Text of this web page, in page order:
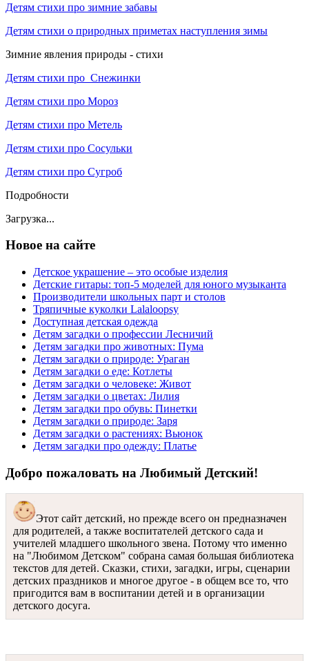
Детям стихи про зимние забавы
Детям стихи о природных приметах наступления зимы
Зимние явления природы - стихи
Детям стихи про Снежинки
Детям стихи про Мороз
Детям стихи про Метель
Детям стихи про Сосульки
Детям стихи про Сугроб
Подробности
Загрузка...
Новое на сайте
Детское украшение – это особые изделия
Детские гитары: топ-5 моделей для юного музыканта
Производители школьных парт и столов
Тряпичные куколки Lalaloopsy
Доступная детская одежда
Детям загадки о профессии Лесничий
Детям загадки про животных: Пума
Детям загадки о природе: Ураган
Детям загадки о еде: Котлеты
Детям загадки о человеке: Живот
Детям загадки о цветах: Лилия
Детям загадки про обувь: Пинетки
Детям загадки о природе: Заря
Детям загадки о растениях: Вьюнок
Детям загадки про одежду: Платье
Добро пожаловать на Любимый Детский!
Этот сайт детский, но прежде всего он предназначен
для родителей, а также воспитателей детского сада и
учителей младшего школьного звена. Потому что именно
на "Любимом Детском" собрана самая большая библиотека
текстов для детей. Сказки, стихи, загадки, игры, сценарии
детских праздников и многое другое - в общем все то, что
пригодится вам в воспитании детей и в организации
детского досуга.